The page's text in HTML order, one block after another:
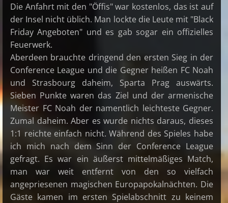
Die Anfahrt mit den "Öffis" war kostenlos, das ist auf
der Insel nicht üblich. Man lockte die Leute mit "Black
Friday Angeboten" und es gab sogar ein offizielles
Feuerwerk.
Aberdeen brauchte dringend den ersten Sieg in der
Conference League und die Gegner heißen FC Noah
und Strasbourg daheim, Sparta Prag auswärts.
Sieben Punkte waren das Ziel und der armenische
Meister FC Noah der namentlich leichteste Gegner.
Zumal daheim. Aber es wurde nichts daraus, dieses
1:1 reichte einfach nicht. Während des Spieles habe
ich mich nach dem Sinn der Conference League
gefragt. Es war ein äußerst mittelmäßiges Match,
man war weit entfernt von den so vielfach
angepriesenen magischen Europapokalnächten. Die
Gäste kamen im ersten Spielabschnitt zu keinem